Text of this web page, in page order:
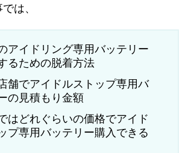
は、
アイドリング専用バッテリー
るための脱着方法
舗でアイドルストップ専用バ
の見積もり金額
はどれぐらいの価格でアイド
プ専用バッテリー購入できる